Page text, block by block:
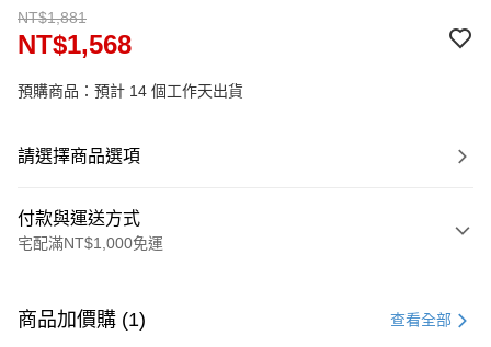
NT$1,881
NT$1,568
預購商品：預計 14 個工作天出貨
請選擇商品選項
付款與運送方式
宅配滿NT$1,000免運
信用卡一次付款
商品加價購 (1) 查看全部